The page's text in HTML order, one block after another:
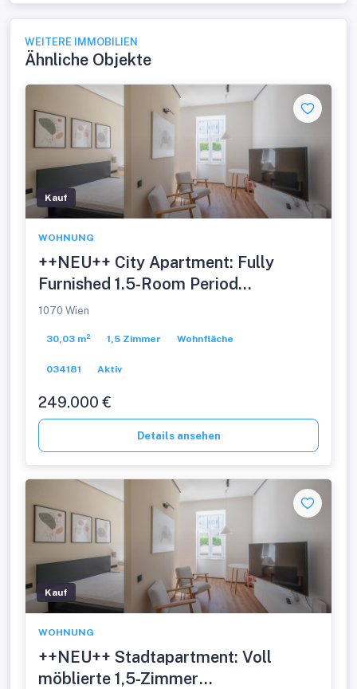
WEITERE IMMOBILIEN
Ähnliche Objekte
Kauf
WOHNUNG
++NEU++ City Apartment: Fully
Furnished 1.5-Room Period
Apartment in a Prime Location!
1070 Wien
30,03 m² 1,5 Zimmer Wohnfläche
034181 Aktiv
249.000 €
Details ansehen
Kauf
WOHNUNG
++NEU++ Stadtapartment: Voll
möblierte 1,5-Zimmer